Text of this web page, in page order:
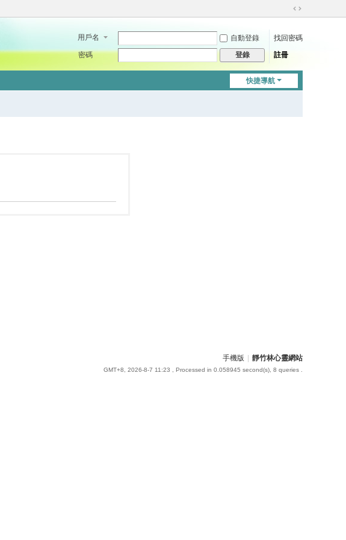
切
到
用戶名 自動登錄
找回密碼
密碼
登錄 註冊
快捷導航
手機版 靜竹林心靈網站
GMT+8, 2026-8-7 11:23 , Processed in 0.058945 second(s), 8 queries .